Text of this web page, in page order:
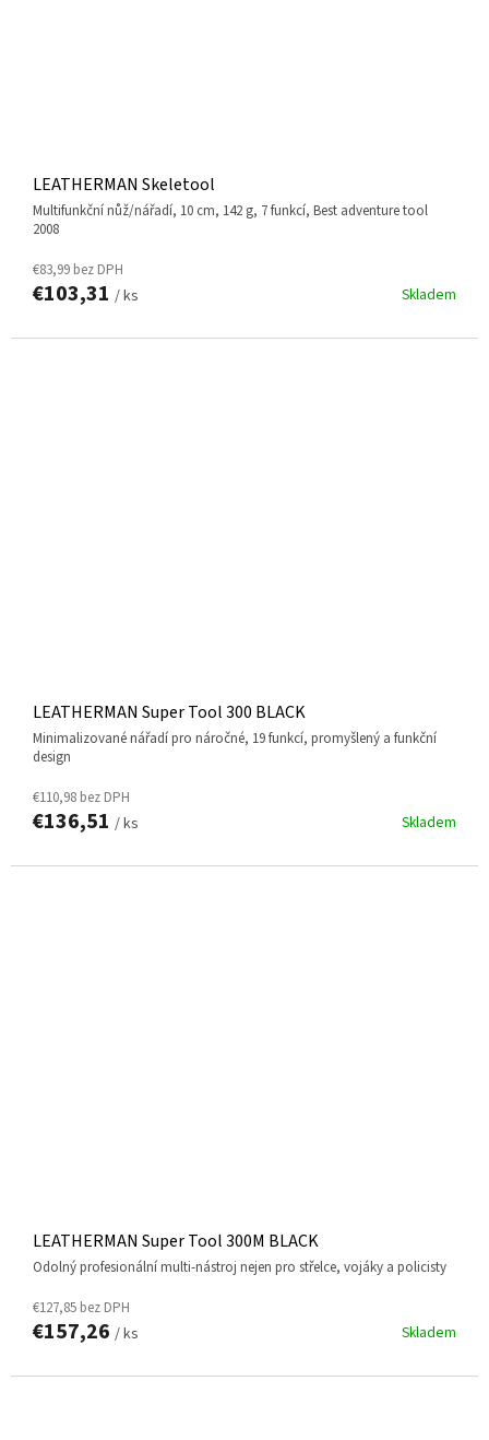
LEATHERMAN Skeletool
multifunkční nůž/nářadí, 10 cm, 142 g, 7 funkcí, Best adventure tool
2008
Skladem
€83,99 bez DPH
€103,31 / ks
LEATHERMAN Super Tool 300 BLACK
minimalizované nářadí pro náročné, 19 funkcí, promyšlený a funkční
design
Skladem
€110,98 bez DPH
€136,51 / ks
LEATHERMAN Super Tool 300M BLACK
odolný profesionální multi-nástroj nejen pro střelce, vojáky a policisty
Skladem
€127,85 bez DPH
€157,26 / ks